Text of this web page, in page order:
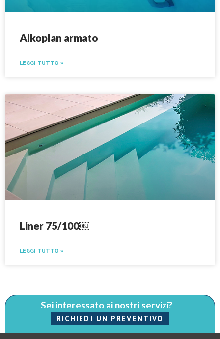
Alkoplan armato
LEGGI TUTTO »
Liner 75/100￼
LEGGI TUTTO »
Sei interessato ai nostri servizi?
RICHIEDI UN PREVENTIVO